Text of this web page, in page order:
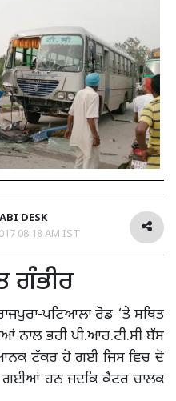
DESK
08:18 AM IST
ਗੰਭੀਰ
ਪਟਿਆਲਾ ਰੋਡ ‘ਤੇ ਸਥਿਤ
ਨਾਲ ਭਰੀ ਪੀ.ਆਰ.ਟੀ.ਸੀ ਬੱਸ
ਟੱਕਰ ਹੋ ਗਈ ਜਿਸ ਵਿਚ ਦੋ
ਗਈਆਂ ਹਨ ਜਦਕਿ ਕੈਂਟਰ ਚਾਲਕ